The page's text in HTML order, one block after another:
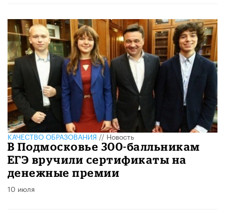
КАЧЕСТВО ОБРАЗОВАНИЯ//Новость
В Подмосковье 300-балльникам
ЕГЭ вручили сертификаты на
денежные премии
10 июля